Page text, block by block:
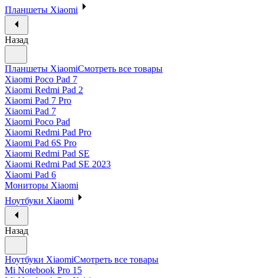
Планшеты Xiaomi
Назад
Планшеты XiaomiСмотреть все товары
Xiaomi Poco Pad 7
Xiaomi Redmi Pad 2
Xiaomi Pad 7 Pro
Xiaomi Pad 7
Xiaomi Poco Pad
Xiaomi Redmi Pad Pro
Xiaomi Pad 6S Pro
Xiaomi Redmi Pad SE
Xiaomi Redmi Pad SE 2023
Xiaomi Pad 6
Мониторы Xiaomi
Ноутбуки Xiaomi
Назад
Ноутбуки XiaomiСмотреть все товары
Mi Notebook Pro 15